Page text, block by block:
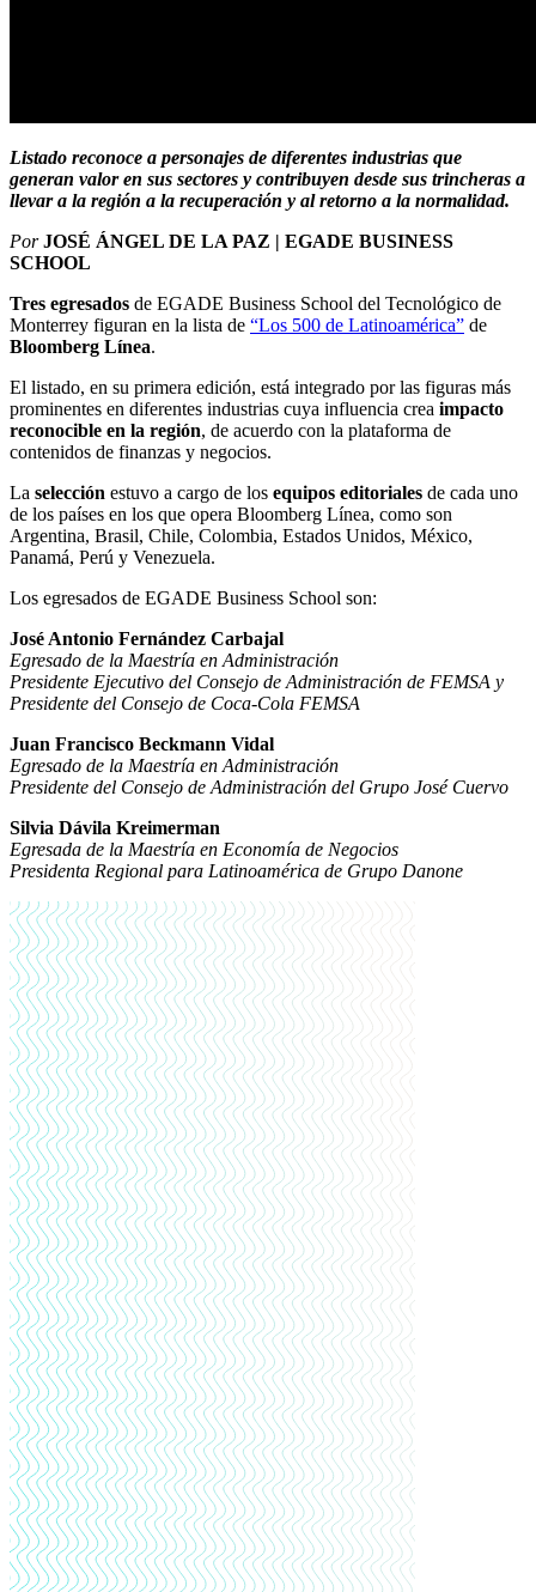
Listado reconoce a personajes de diferentes industrias que
generan valor en sus sectores y contribuyen desde sus trincheras a
llevar a la región a la recuperación y al retorno a la normalidad.
Por JOSÉ ÁNGEL DE LA PAZ | EGADE BUSINESS
SCHOOL
Tres egresados de EGADE Business School del Tecnológico de
Monterrey figuran en la lista de “Los 500 de Latinoamérica” de
Bloomberg Línea.
El listado, en su primera edición, está integrado por las figuras más
prominentes en diferentes industrias cuya influencia crea impacto
reconocible en la región, de acuerdo con la plataforma de
contenidos de finanzas y negocios.
La selección estuvo a cargo de los equipos editoriales de cada uno
de los países en los que opera Bloomberg Línea, como son
Argentina, Brasil, Chile, Colombia, Estados Unidos, México,
Panamá, Perú y Venezuela.
Los egresados de EGADE Business School son:
José Antonio Fernández Carbajal
Egresado de la Maestría en Administración
Presidente Ejecutivo del Consejo de Administración de FEMSA y
Presidente del Consejo de Coca-Cola FEMSA
Juan Francisco Beckmann Vidal
Egresado de la Maestría en Administración
Presidente del Consejo de Administración del Grupo José Cuervo
Silvia Dávila Kreimerman
Egresada de la Maestría en Economía de Negocios
Presidenta Regional para Latinoamérica de Grupo Danone